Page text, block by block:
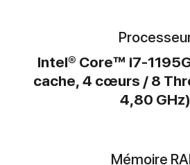
Intel® Core™ i7-
cache, 4 cœurs / 8
4,80 GHz)
Mémoire